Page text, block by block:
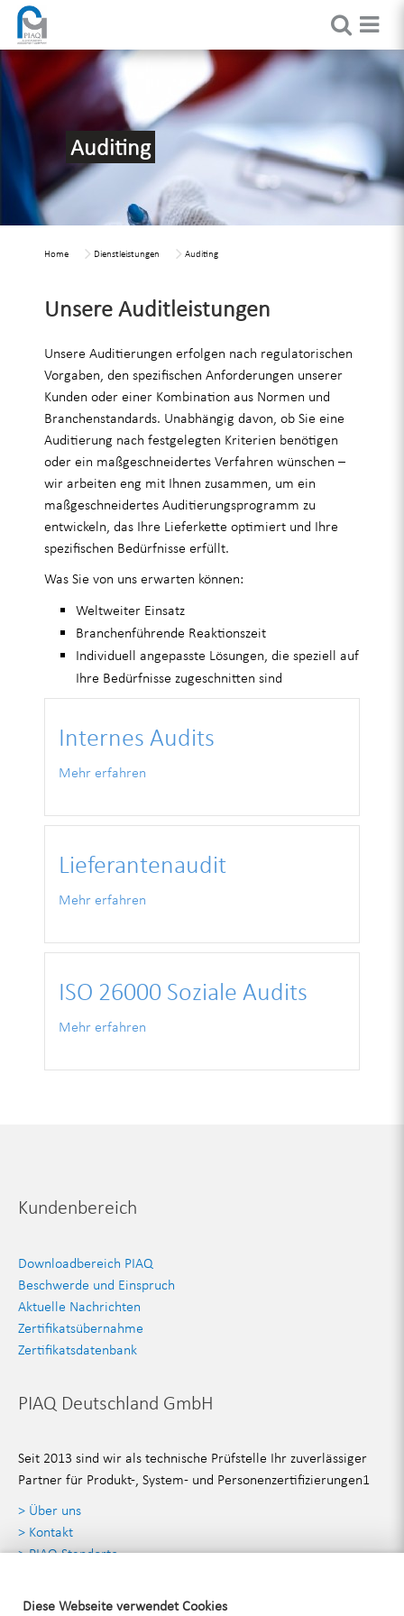
Auditing
Home Dienstleistungen Auditing
Unsere Auditleistungen
Unsere Auditierungen erfolgen nach regulatorischen
Vorgaben, den spezifischen Anforderungen unserer
Kunden oder einer Kombination aus Normen und
Branchenstandards. Unabhängig davon, ob Sie eine
Auditierung nach festgelegten Kriterien benötigen
oder ein maßgeschneidertes Verfahren wünschen –
wir arbeiten eng mit Ihnen zusammen, um ein
maßgeschneidertes Auditierungsprogramm zu
entwickeln, das Ihre Lieferkette optimiert und Ihre
spezifischen Bedürfnisse erfüllt.
Was Sie von uns erwarten können:
Weltweiter Einsatz
Branchenführende Reaktionszeit
Individuell angepasste Lösungen, die speziell auf
Ihre Bedürfnisse zugeschnitten sind
Internes Audits
Mehr erfahren
Lieferantenaudit
Mehr erfahren
ISO 26000 Soziale Audits
Mehr erfahren
Kundenbereich
Downloadbereich PIAQ
Beschwerde und Einspruch
Aktuelle Nachrichten
Zertifikatsübernahme
Zertifikatsdatenbank
PIAQ Deutschland GmbH
Seit 2013 sind wir als technische Prüfstelle Ihr zuverlässiger
Partner für Produkt-, System- und Personenzertifizierungen1
> Über uns
> Kontakt
> PIAQ Standorte
Diese Webseite verwendet Cookies